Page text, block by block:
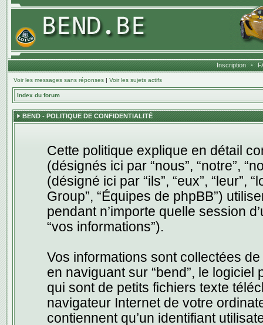
Inscription •
Voir les messages sans réponses | Voir les sujets actifs
Index du forum
BEND - POLITIQUE DE CONFIDENTIALITÉ
Cette politique explique en détail
(désignés ici par “nous”, “notre”,
(désigné ici par “ils”, “eux”, “leur”,
Group”, “Équipes de phpBB”)
pendant n’importe quelle session
“vos informations”).
Vos informations sont collectées
en naviguant sur “bend”, le
qui sont de petits fichiers texte
navigateur Internet de votre
contiennent qu’un identifiant